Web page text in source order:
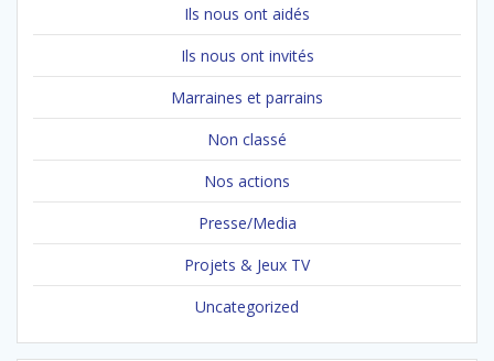
Ils nous ont aidés
Ils nous ont invités
Marraines et parrains
Non classé
Nos actions
Presse/Media
Projets & Jeux TV
Uncategorized